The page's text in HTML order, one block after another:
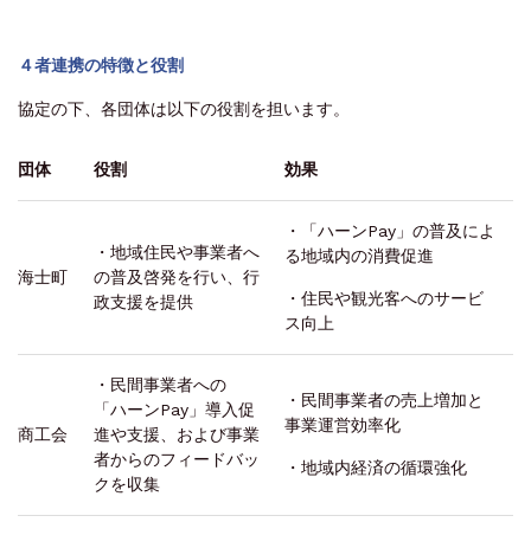
４者連携の特徴と役割
協定の下、各団体は以下の役割を担います。
団体 役割 効果
海士町
・地域住民や事業者へ
の普及啓発を行い、行
政支援を提供
・「ハーンPay」の普及によ
る地域内の消費促進
・住民や観光客へのサービ
ス向上
商工会
・民間事業者への
「ハーンPay」導入促
進や支援、および事業
者からのフィードバッ
クを収集
・民間事業者の売上増加と
事業運営効率化
・地域内経済の循環強化